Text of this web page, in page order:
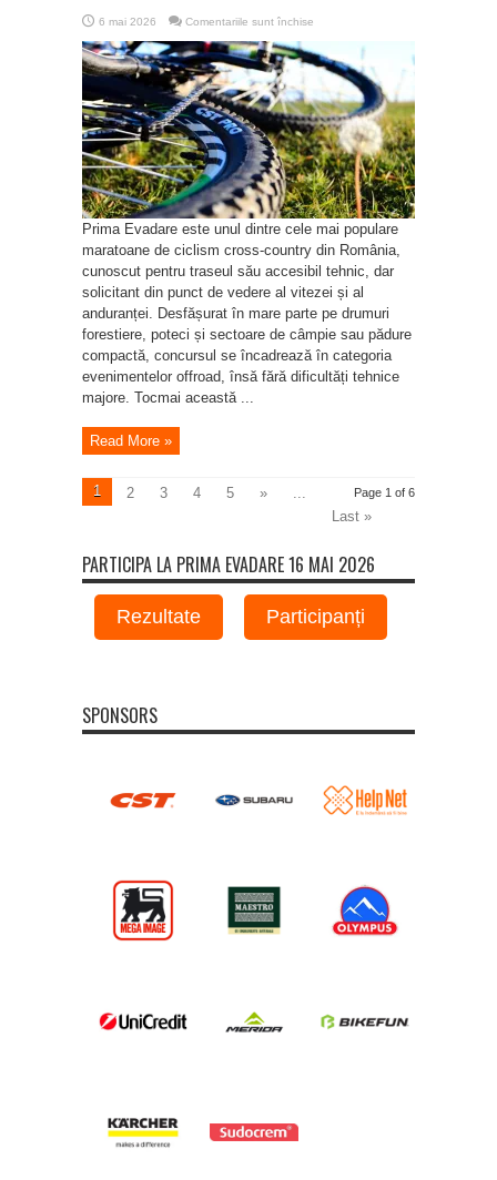
6 mai 2026 Comentariile sunt închise
alegi
pentru
Prima
Evadare
din
17
mai
2026
Prima Evadare este unul dintre cele mai populare
maratoane de ciclism cross-country din România,
cunoscut pentru traseul său accesibil tehnic, dar
solicitant din punct de vedere al vitezei și al
anduranței. Desfășurat în mare parte pe drumuri
forestiere, poteci și sectoare de câmpie sau pădure
compactă, concursul se încadrează în categoria
evenimentelor offroad, însă fără dificultăți tehnice
majore. Tocmai această ...
Read More »
Page 1 of 6
1 2 3 4 5 »
Last »
PARTICIPA LA PRIMA EVADARE 16 MAI 2026
Rezultate Participanți
SPONSORS